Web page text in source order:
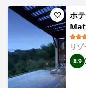
ホ
リゾ
8.9